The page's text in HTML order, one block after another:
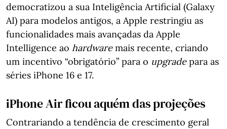
democratizou a sua Inteligência Artificial (Galaxy
AI) para modelos antigos, a Apple restringiu as
funcionalidades mais avançadas da Apple
Intelligence ao hardwaremais recente, criando
um incentivo “obrigatório” para o upgradepara as
séries iPhone 16 e 17.
iPhone Air ficou aquém das projeções
Contrariando a tendência de crescimento geral